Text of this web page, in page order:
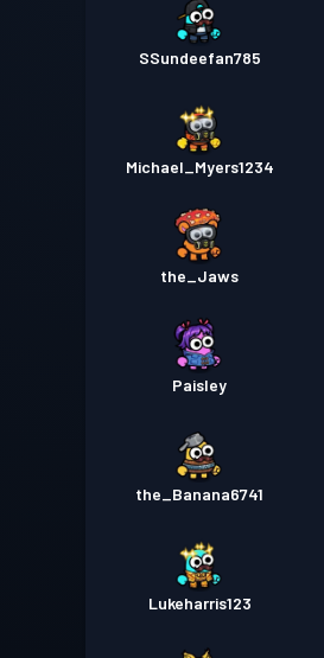
SSundeefan785
Michael_Myers1234
the_Jaws
Paisley
the_Banana6741
Lukeharris123